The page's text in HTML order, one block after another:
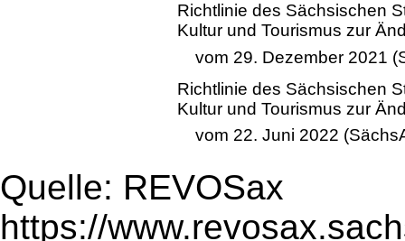
Richtlinie des Sächsischen
Kultur und Tourismus zur
vom 29. Dezember 2021
Richtlinie des Sächsischen
Kultur und Tourismus zur
vom 22. Juni 2022
Quelle: REVOSax
https://